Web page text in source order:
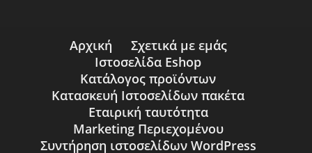
Αρχική
Σχετικά με εμάς
Ιστοσελίδα Eshop
Κατάλογος προϊόντων
Κατασκευή Ιστοσελίδων πακέτα
Εταιρική ταυτότητα
Marketing Περιεχομένου
Συντήρηση ιστοσελίδων WordPress